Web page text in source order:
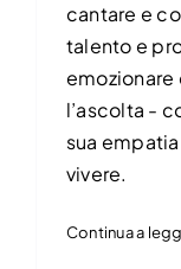
cantare e
talento e
l’ascolta -
sua
vivere.
Continua a